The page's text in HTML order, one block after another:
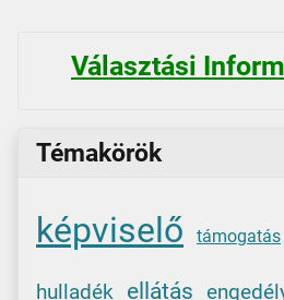
Választási
Témakörök
képviselő támogatás
hulladék ellátás